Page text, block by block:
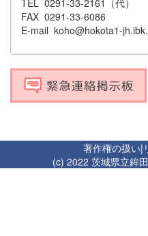
FAX 0291-33-6086
E-mail koho@hokota1-
著作権の扱い|
(c) 2022 茨城県立鉾